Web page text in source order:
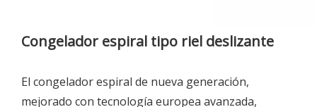
Congelador espiral tipo riel deslizante
El congelador espiral de nueva generación,
mejorado con tecnología europea avanzada,